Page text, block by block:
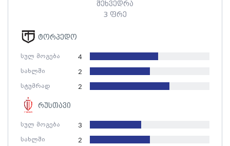
ტორპედო
სულ მოგება 4
სახლში 2
სტუმრად 2
რუსთავი
სულ მოგება 3
სახლში 2
შეხვედრა
3 ფრე